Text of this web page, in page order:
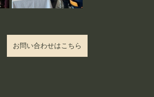
お問い合わせはこちら